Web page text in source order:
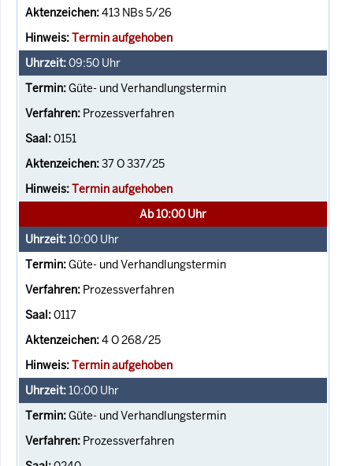
413 NBs 5/26
Termin aufgehoben
09:50 Uhr
Güte- und Verhandlungstermin
Prozessverfahren
0151
37 O 337/25
Termin aufgehoben
Ab 10:00 Uhr
10:00 Uhr
Güte- und Verhandlungstermin
Prozessverfahren
0117
4 O 268/25
Termin aufgehoben
10:00 Uhr
Güte- und Verhandlungstermin
Prozessverfahren